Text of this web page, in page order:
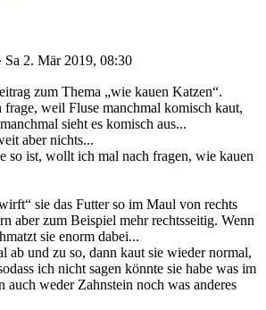
Sa 2. Mär 2019, 08:30
zum Thema „wie kauen Katzen“.
frage, weil Fluse manchmal komisch kaut,
sieht es komisch aus...
aber nichts...
so ist, wollt ich mal nach fragen, wie kauen
sie das Futter so im Maul von rechts
aber zum Beispiel mehr rechtsseitig. Wenn
sie enorm dabei...
ab und zu so, dann kaut sie wieder normal,
ich nicht sagen könnte sie habe was im
auch weder Zahnstein noch was anderes